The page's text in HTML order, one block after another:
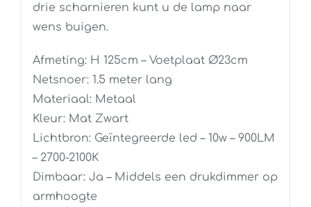
drie scharnieren kunt u de lamp naar
wens buigen.
Afmeting: H 125cm – Voetplaat Ø23cm
Netsnoer: 1.5 meter lang
Materiaal: Metaal
Kleur: Mat Zwart
Lichtbron: Geïntegreerde led – 10w – 900LM
– 2700-2100K
Dimbaar: Ja – Middels een drukdimmer op
armhoogte